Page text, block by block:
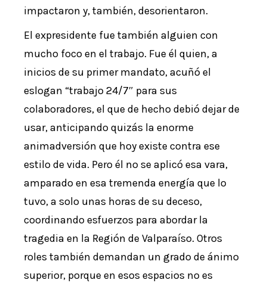
impactaron y, también, desorientaron.
El expresidente fue también alguien con
mucho foco en el trabajo. Fue él quien, a
inicios de su primer mandato, acuñó el
eslogan “trabajo 24/7″ para sus
colaboradores, el que de hecho debió dejar de
usar, anticipando quizás la enorme
animadversión que hoy existe contra ese
estilo de vida. Pero él no se aplicó esa vara,
amparado en esa tremenda energía que lo
tuvo, a solo unas horas de su deceso,
coordinando esfuerzos para abordar la
tragedia en la Región de Valparaíso. Otros
roles también demandan un grado de ánimo
superior, porque en esos espacios no es